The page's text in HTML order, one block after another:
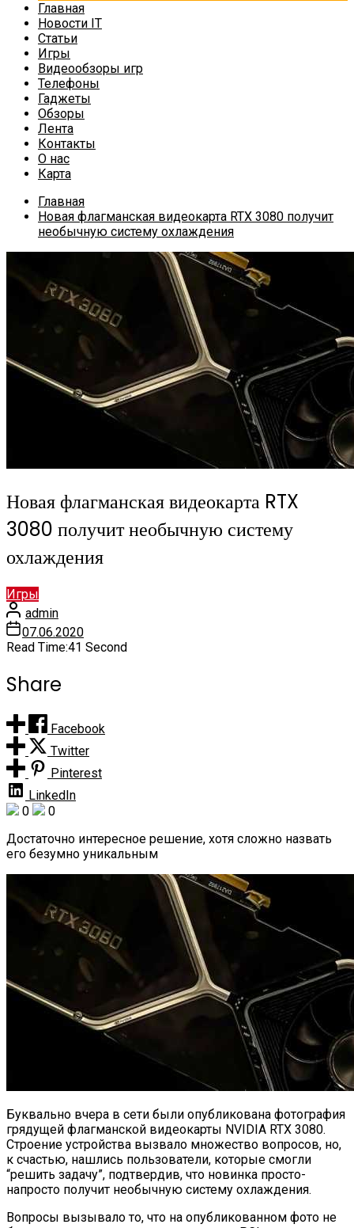
Главная
Новости IT
Статьи
Игры
Видеообзоры игр
Телефоны
Гаджеты
Обзоры
Лента
Контакты
О нас
Карта
Главная
Новая флагманская видеокарта RTX 3080 получит
необычную систему охлаждения
Новая флагманская видеокарта RTX
3080 получит необычную систему
охлаждения
Игры
admin
07.06.2020
Read Time:41 Second
Share
Facebook
Twitter
Pinterest
LinkedIn
0
0
Достаточно интересное решение, хотя сложно назвать
его безумно уникальным
Буквально вчера в сети были опубликована фотография
грядущей флагманской видеокарты NVIDIA RTX 3080.
Строение устройства вызвало множество вопросов, но,
к счастью, нашлись пользователи, которые смогли
“решить задачу”, подтвердив, что новинка просто-
напросто получит необычную систему охлаждения.
Вопросы вызывало то, что на опубликованном фото не